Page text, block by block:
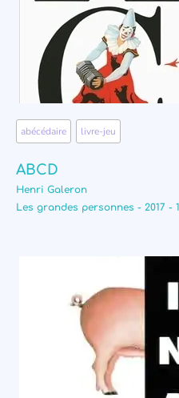
abécédaire livre-jeu
ABCD
Henri Galeron
Les grandes personnes - 2017 -